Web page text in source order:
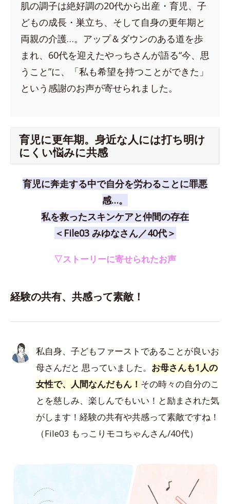
肌の調子は絶好調の20代から出産・育児、子
どもの成長・巣立ち、そして自身の更年期と
両親の介護…。アップ＆ダウンのある道を歩
まれ、60代を迎えたやっちさんが語る“今、思
うこと”に、「私も希望を持つことができた」
という感謝のお声が寄せられました。
育児に更年期。身近な人には打ち明け
にくい悩みに共感
育児に奔走する中で自分を労わることに罪悪
感…。
私を救ったスキンケアと仲間の存在
＜File03 みゆなさん／40代＞
▽ストーリーに寄せられたお声
経験の共有、共感って素敵！
私自身、子どもファーストであることが良いお
母さんだと 思っていました。 お母さんも1人の
女性で、人間なんだもん！ その時々の自分のこ
とを慈しみ、楽しんでもいい！と励まされた気
がします！経験の共有や共感って素敵ですね！
（File03 もっこりモコちゃんさん/40代）